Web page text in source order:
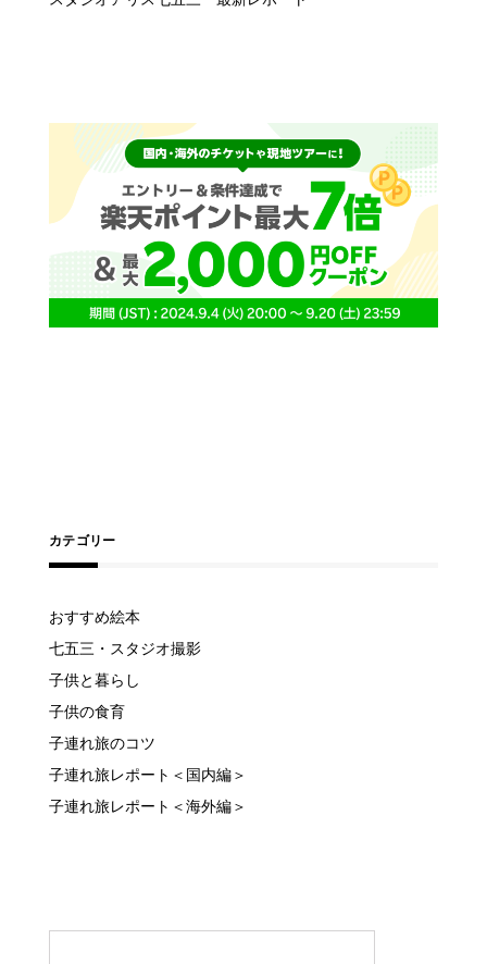
カテゴリー
おすすめ絵本
七五三・スタジオ撮影
子供と暮らし
子供の食育
子連れ旅のコツ
子連れ旅レポート＜国内編＞
子連れ旅レポート＜海外編＞